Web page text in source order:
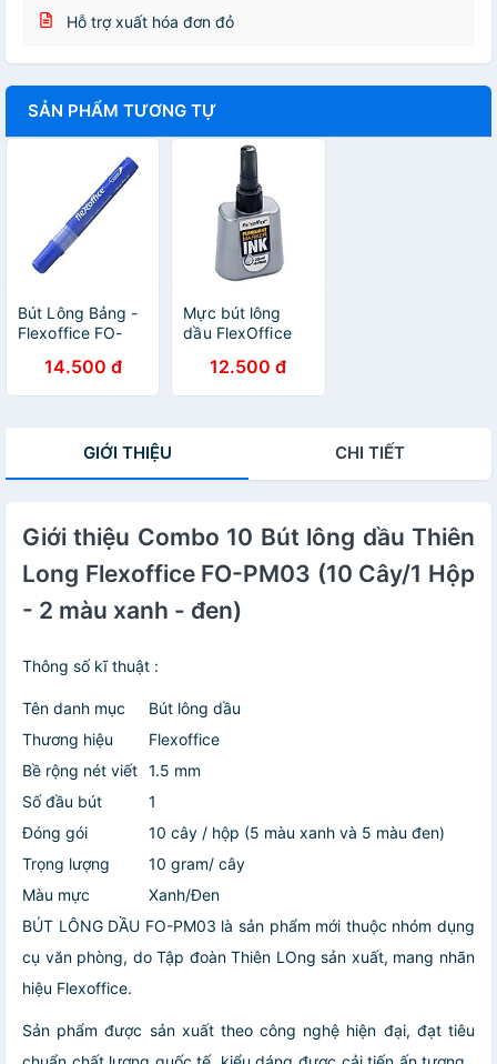
Hỗ trợ xuất hóa đơn đỏ
SẢN PHẨM TƯƠNG TỰ
Bút Lông Bảng -
Flexoffice FO-
Xanh14.500 đ
Mực bút lông
dầu FlexOffice
12.500 đ
GIỚI THIỆU CHI TIẾT
Giới thiệu Combo 10 Bút lông dầu Thiên
Long Flexoffice FO-PM03 (10 Cây/1 Hộp
- 2 màu xanh - đen)
Thông số kĩ thuật :
Tên danh mục
Bút lông dầu
Thương hiệu
Flexoffice
Bề rộng nét viết 1.5 mm
Số đầu bút
1
Đóng gói
10 cây / hộp (5 màu xanh và 5 màu đen)
Trọng lượng
10 gram/ cây
Màu mực
Xanh/Đen
BÚT LÔNG DẦU FO-PM03 là sản phẩm mới thuộc nhóm dụng
cụ văn phòng, do Tập đoàn Thiên LOng sản xuất, mang nhãn
hiệu Flexoffice.
Sản phẩm được sản xuất theo công nghệ hiện đại, đạt tiêu